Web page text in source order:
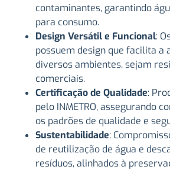
contaminantes, garantindo
para consumo.
Design Versátil e Funcional:
possuem design que facilita a
diversos ambientes, sejam
comerciais.
Certificação de Qualidade:
pelo INMETRO, assegurando
os padrões de qualidade e
Sustentabilidade:
de reutilização de água e
resíduos, alinhados à